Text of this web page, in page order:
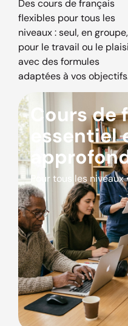
Des cours de français
flexibles pour tous les
niveaux : seul, en groupe,
pour le travail ou le
avec des formules
adaptées à vos
Cours
essentiel
Pour tous les niveaux